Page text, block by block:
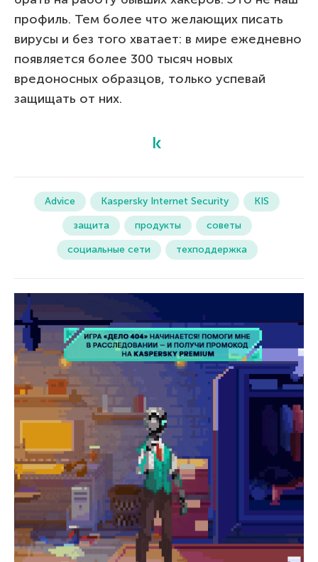
профиль. Тем более что желающих писать
вирусы и без того хватает: в мире ежедневно
появляется более 300 тысяч новых
вредоносных образцов, только успевай
защищать от них.
Advice Kaspersky Internet Security
KIS
защита
продукты
советы
социальные сети
техподдержка